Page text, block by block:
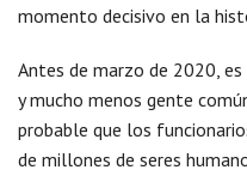
momento decisivo en la
Antes de marzo de 2020,
y mucho menos gente
probable que los
de millones de seres